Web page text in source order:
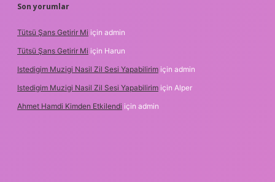
Son yorumlar
Tütsü Şans Getirir Mi için admin
Tütsü Şans Getirir Mi için Harun
Istedigim Muzigi Nasil Zil Sesi Yapabilirim için admin
Istedigim Muzigi Nasil Zil Sesi Yapabilirim için Alper
Ahmet Hamdi Kimden Etkilendi için admin